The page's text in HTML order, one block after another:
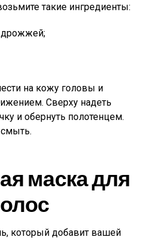
такие ингредиенты:
дрожжей;
на кожу головы и
Сверху надеть
и обернуть полотенцем.
маска для
который добавит вашей